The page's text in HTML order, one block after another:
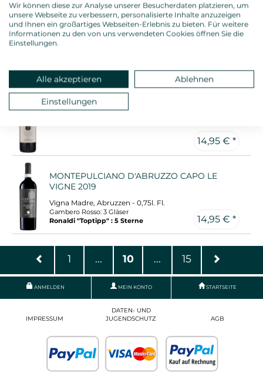
VILLA ANTINORI ROSSO 2023
Antinori, Toskana - 0,75l. Fl.
CHIANTI RUFINA NIPOZZANO RISERVA 2022
14,95 € *
MONTEPULCIANO D'ABRUZZO CAPO LE
VIGNE 2019
Vigna Madre, Abruzzen - 0,75l. Fl.
Gambero Rosso: 3 Gläser
Ronaldi "Toptipp" : 5 Sterne
14,95 € *
1 ... 10 ... 15
ANMELDEN MEIN KONTO STARTSEITE
IMPRESSUM
DATEN- UND
JUGENDSCHUTZ
AGB
Wir können diese zur Analyse unserer Besucherdaten platzieren, um
unsere Webseite zu verbessern, personalisierte Inhalte anzuzeigen
und Ihnen ein großartiges Webseiten-Erlebnis zu bieten. Für weitere
Informationen zu den von uns verwendeten Cookies öffnen Sie die
Einstellungen.
Alle akzeptieren Ablehnen
Einstellungen